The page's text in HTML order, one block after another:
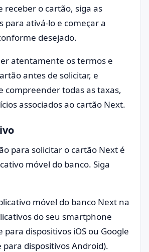
receber o cartão, siga as
para ativá-lo e começar a
desejado.
atentamente os termos e
antes de solicitar, e
compreender todas as taxas,
associados ao cartão Next.
para solicitar o cartão Next é
móvel do banco. Siga
móvel do banco Next na
do seu smartphone
para dispositivos iOS ou Google
para dispositivos Android).